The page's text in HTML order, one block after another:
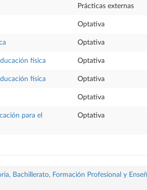
Prácticas externas
Optativa
Optativa
física Optativa
física Optativa
Optativa
para el
Optativa
Bachillerato, Formación Profesional y